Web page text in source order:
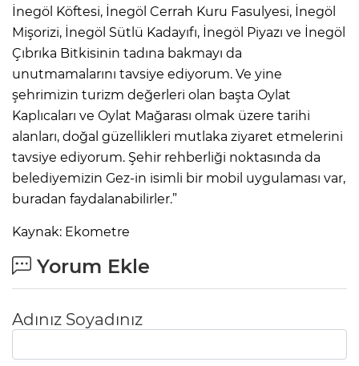
İnegöl Köftesi, İnegöl Cerrah Kuru Fasulyesi, İnegöl
Mişorizi, İnegöl Sütlü Kadayıfı, İnegöl Piyazı ve İnegöl
Çıbrıka Bitkisinin tadına bakmayı da
unutmamalarını tavsiye ediyorum. Ve yine
şehrimizin turizm değerleri olan başta Oylat
Kaplıcaları ve Oylat Mağarası olmak üzere tarihi
alanları, doğal güzellikleri mutlaka ziyaret etmelerini
tavsiye ediyorum. Şehir rehberliği noktasında da
belediyemizin Gez-in isimli bir mobil uygulaması var,
buradan faydalanabilirler.”
Kaynak: Ekometre
Yorum Ekle
Adınız Soyadınız